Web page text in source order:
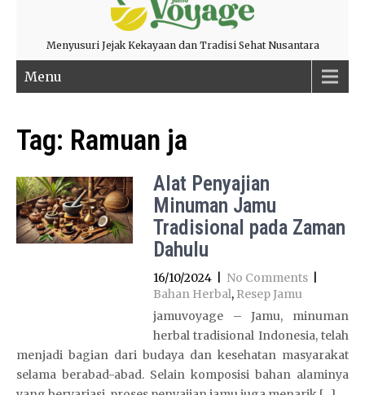
Menyusuri Jejak Kekayaan dan Tradisi Sehat Nusantara
Menu
Tag: Ramuan ja
Alat Penyajian
Minuman Jamu
Tradisional pada Zaman
Dahulu
16/10/2024 No Comments
Bahan Herbal, Resep Jamu
jamuvoyage – Jamu, minuman
herbal tradisional Indonesia, telah
menjadi bagian dari budaya dan kesehatan masyarakat
selama berabad-abad. Selain komposisi bahan alaminya